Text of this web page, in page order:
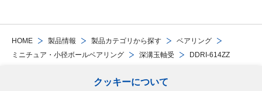
クッキーについて
HOME 製品情報 製品カテゴリから探す
ベアリング
ミニチュア・小径ボールベアリング
深溝玉軸受 DDRI-614ZZ